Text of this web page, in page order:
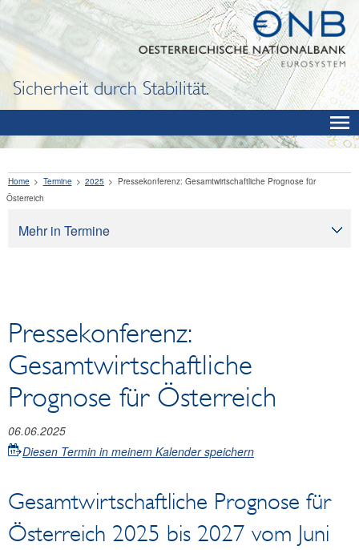
Sicherheit durch Stabilität.
Mehr in Termine
Home Termine 2025
Pressekonferenz: Gesamtwirtschaftliche Prognose für
Österreich
Pressekonferenz:
Gesamtwirtschaftliche
Prognose für Österreich
06.06.2025
Diesen Termin in meinem Kalender speichern
Gesamtwirtschaftliche Prognose für
Österreich 2025 bis 2027 vom Juni